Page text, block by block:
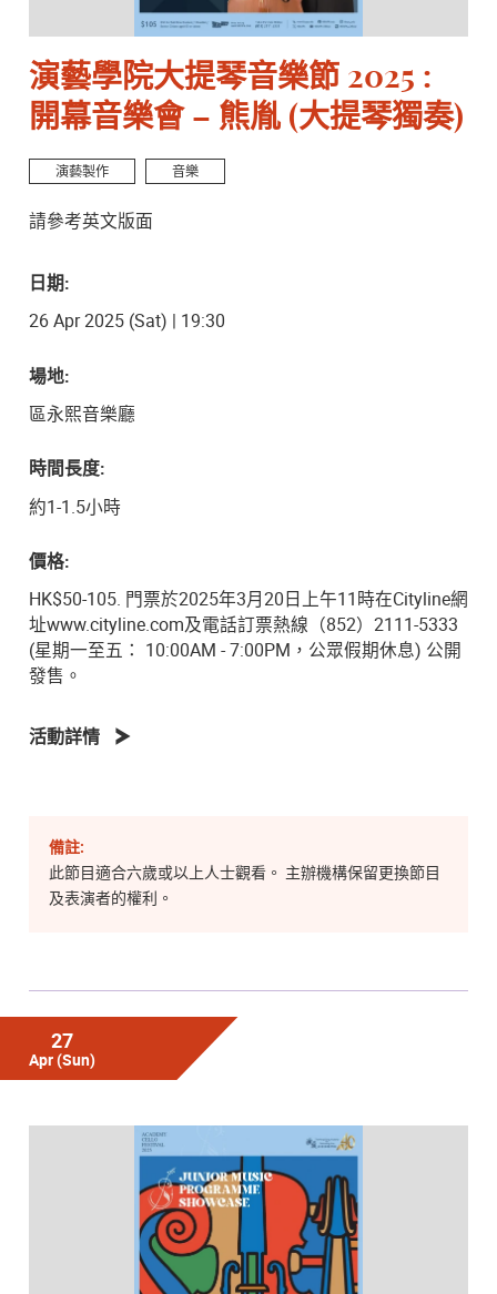
演藝學院大提琴音樂節 2025 :
開幕音樂會 – 熊胤 (大提琴獨奏)
演藝製作 音樂
請參考英文版面
日期:
26 Apr 2025 (Sat) | 19:30
場地:
區永熙音樂廳
時間長度:
約1-1.5小時
價格:
HK$50-105. 門票於2025年3月20日上午11時在Cityline網
址www.cityline.com及電話訂票熱線（852）2111-5333
(星期一至五： 10:00AM - 7:00PM，公眾假期休息) 公開
發售。
活動詳情
備註:
此節目適合六歲或以上人士觀看。 主辦機構保留更換節目
及表演者的權利。
27
Apr(Sun)